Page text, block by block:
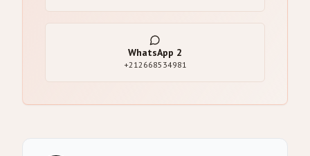
WhatsApp 2
+212668534981